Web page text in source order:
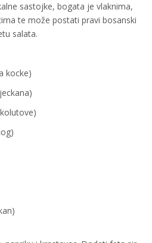
sastojke, bogata je vlaknima,
te može postati pravi bosanski
salata.
kocke)